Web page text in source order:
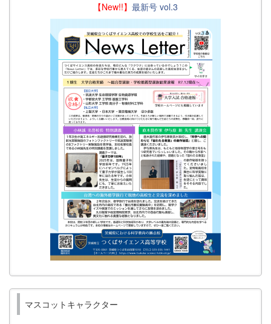
【New!!】 最新号 vol.3
マスコットキャラクター